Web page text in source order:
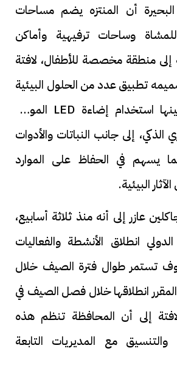
أن المنتزه يضم مساحات
وساحات ترفيهية وأماكن
إلى منطقة مخصصة للأطفال، لافتة
تطبيق عدد من الحلول البيئية
المستدامة، من بينها استخدام إضاءة LED الموفرة
الذكي، إلى جانب النباتات والأدوات
بما يسهم في الحفاظ على الموارد
البيئية.
عازر إلى أنه منذ ثلاثة أسابيع،
انطلاق الأنشطة والفعاليات
تستمر طوال فترة الصيف خلال
انطلاقها خلال فصل الصيف في
لافتة إلى أن المحافظة تنظم هذه
والتنسيق مع المديريات التابعة